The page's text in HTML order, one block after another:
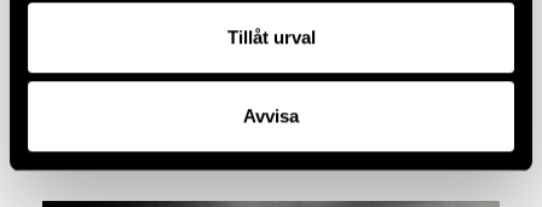
Tillåt urval
Avvisa